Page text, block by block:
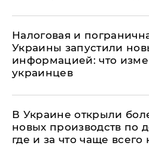
Налоговая и
Украины запустили
информацией: что
украинцев
В Украине открыли
новых производств по
где и за что чаще всего